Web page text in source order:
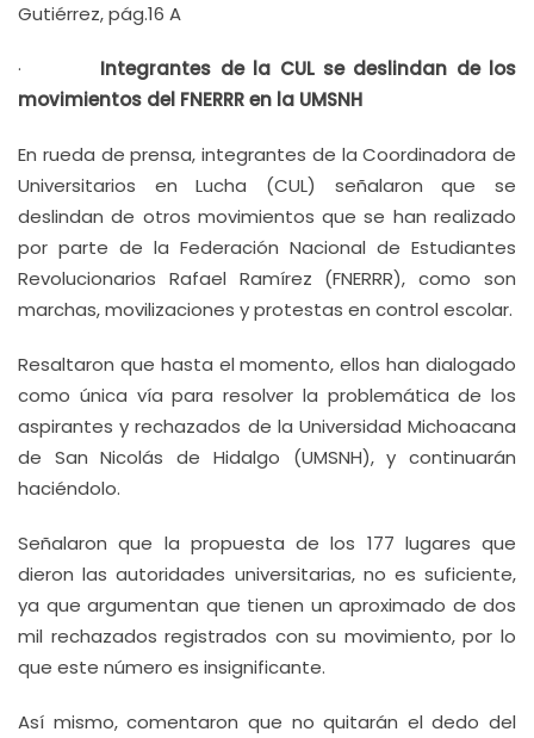
Gutiérrez, pág.16 A
· Integrantes de la CUL se deslindan de los
movimientos del FNERRR en la UMSNH
En rueda de prensa, integrantes de la Coordinadora de
Universitarios en Lucha (CUL) señalaron que se
deslindan de otros movimientos que se han realizado
por parte de la Federación Nacional de Estudiantes
Revolucionarios Rafael Ramírez (FNERRR), como son
marchas, movilizaciones y protestas en control escolar.
Resaltaron que hasta el momento, ellos han dialogado
como única vía para resolver la problemática de los
aspirantes y rechazados de la Universidad Michoacana
de San Nicolás de Hidalgo (UMSNH), y continuarán
haciéndolo.
Señalaron que la propuesta de los 177 lugares que
dieron las autoridades universitarias, no es suficiente,
ya que argumentan que tienen un aproximado de dos
mil rechazados registrados con su movimiento, por lo
que este número es insignificante.
Así mismo, comentaron que no quitarán el dedo del